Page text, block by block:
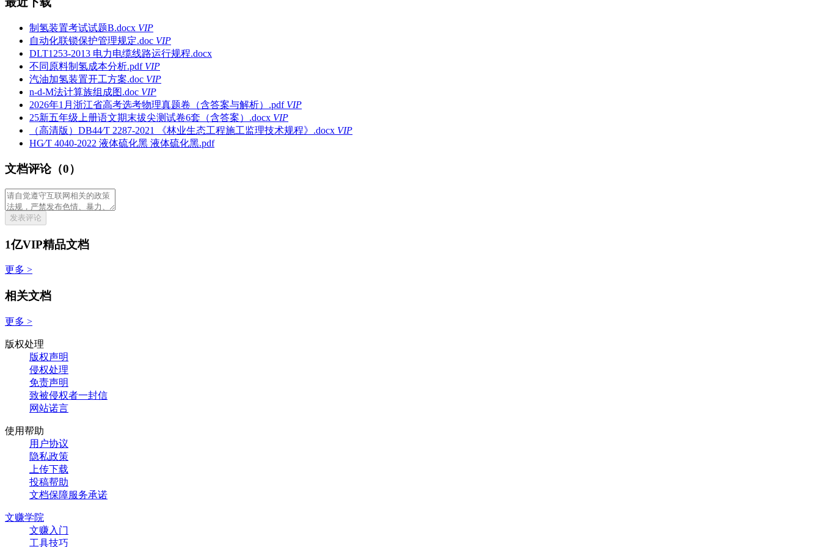
制氢装置考试试题B.docx VIP
自动化联锁保护管理规定.doc VIP
DLT1253-2013 电力电缆线路运行规程.docx
不同原料制氢成本分析.pdf VIP
汽油加氢装置开工方案.doc VIP
n-d-M法计算族组成图.doc VIP
2026年1月浙江省高考选考物理真题卷（含答案与解析）.pdf VIP
25新五年级上册语文期末拔尖测试卷6套（含答案）.docx VIP
（高清版）DB44∕T 2287-2021 《林业生态工程施工监理技术规程》.docx VIP
HG∕T 4040-2022 液体硫化黑 液体硫化黑.pdf
文档评论（0）
发表评论
1亿VIP精品文档
更多 >
相关文档
更多 >
版权处理
版权声明
侵权处理
免责声明
致被侵权者一封信
网站诺言
使用帮助
用户协议
隐私政策
上传下载
投稿帮助
文档保障服务承诺
文赚学院
文赚入门
工具技巧